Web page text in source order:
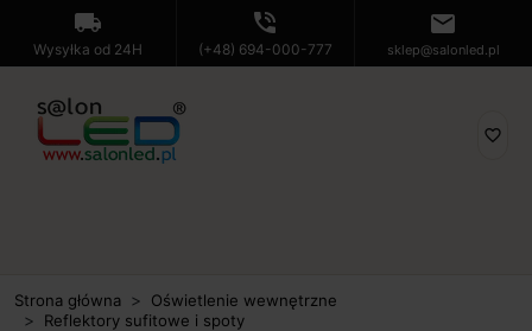
local_shipping
Wysyłka od 24H
phone_in_talk
(+48) 694-000-777
mail
sklep@salonled.pl
favorite_border
Strona główna
Oświetlenie wewnętrzne
Reflektory sufitowe i spoty